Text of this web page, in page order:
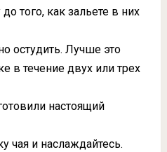
того, как зальете в них
остудить. Лучше это
в течение двух или трех
настоящий
чая и наслаждайтесь.